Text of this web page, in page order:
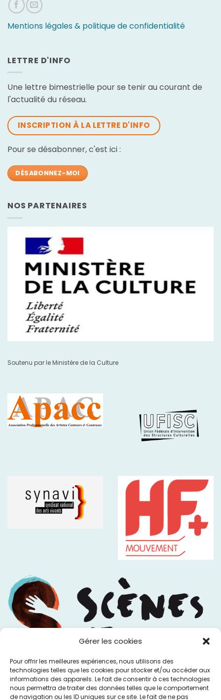
Gérer les cookies
Pour offrir les meilleures expériences, nous utilisons des
technologies telles que les cookies pour stocker et/ou accéder aux
informations des appareils. Le fait de consentir à ces technologies
nous permettra de traiter des données telles que le comportement
de navigation ou les ID uniques sur ce site. Le fait de ne pas
Mentions légales & politique de confidentialité
LETTRE D'INFO
Une lettre bimestrielle pour se tenir au courant de
l'actualité du réseau.
INSCRIPTION À LA LETTRE D'INFO
Pour se désabonner, c'est ici :
DÉSABONNEZ-MOI
NOS PARTENAIRES
Soutenu par le Ministère de la Culture